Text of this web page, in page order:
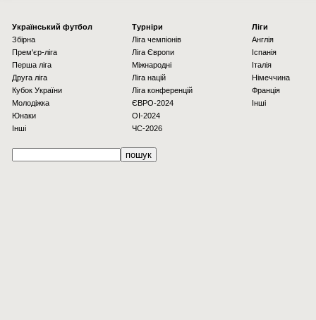
Українcький футбол
Збірна
Прем'єр-ліга
Перша ліга
Друга ліга
Кубок України
Молодіжка
Юнаки
Інші
Турніри
Ліга чемпіонів
Ліга Європи
Міжнародні
Ліга націй
Ліга конференцій
ЄВРО-2024
OI-2024
ЧС-2026
Ліги
Англія
Іспанія
Італія
Німеччина
Франція
Інші